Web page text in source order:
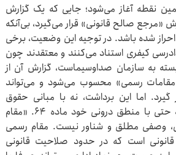
نقطه آغاز می‌شود؛ جایی که یک گزارش
«مرجع صالح قانونی» قرار می‌گیرد، بی‌آنکه
شده باشد. در توجیه این وضعیت، برخی
آیین دادرسی کیفری استناد می‌کنند و معتقدند چون
به سازمان صداوسیماست، گزارش آن از
مقامات رسمی» محسوب می‌شود و می‌تواند
گیرد. اما این برداشت، نه با مبانی حقوق
عمومی سازگار است و نه حتی با منطق درونی خود ماده ۶۴. «مقام
وصفی مطلق و شناور نیست. مقام رسمی
قانونی است که در حدود صلاحیت قانونی